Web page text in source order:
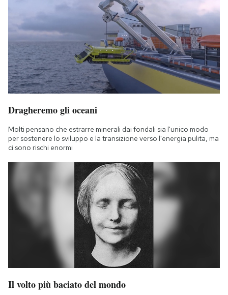
Dragheremo gli oceani
Molti pensano che estrarre minerali dai fondali sia l'unico modo
per sostenere lo sviluppo e la transizione verso l'energia pulita, ma
ci sono rischi enormi
Il volto più baciato del mondo